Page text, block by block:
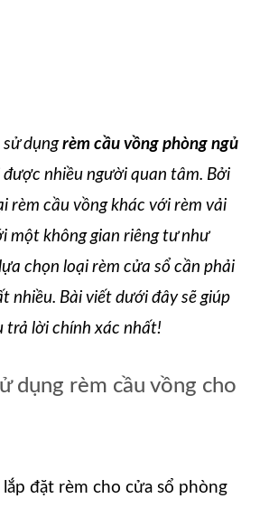
sử dụngrèm cầu vồng phòng ngủ
được nhiều người quan tâm. Bởi
rèm cầu vồng khác với rèm vải
một không gian riêng tư như
chọn loại rèm cửa sổ cần phải
nhiều. Bài viết dưới đây sẽ giúp
trả lời chính xác nhất!
dụng rèm cầu vồng cho
đặt rèm cho cửa sổ phòng